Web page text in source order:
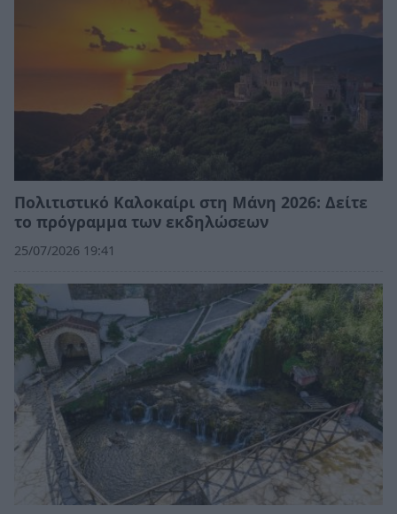
Πολιτιστικό Καλοκαίρι στη Μάνη 2026: Δείτε
το πρόγραμμα των εκδηλώσεων
25/07/2026 19:41